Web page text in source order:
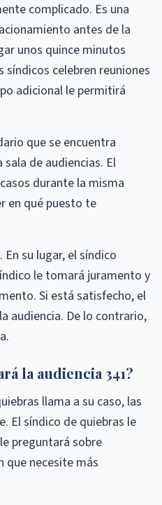
complicado. Es una
antes de la
unos quince minutos
síndicos celebren reuniones
adicional le permitirá
que se encuentra
de audiencias. El
durante la misma
en qué puesto te
su lugar, el síndico
le tomará juramento y
Si está satisfecho, el
audiencia. De lo contrario,
la audiencia 341?
llama a su caso, las
El síndico de quiebras le
preguntará sobre
que necesite más